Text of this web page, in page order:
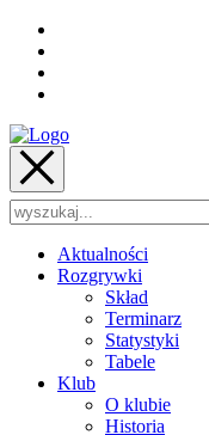
Szukaj:
Aktualności
Rozgrywki
Skład
Terminarz
Statystyki
Tabele
Klub
O klubie
Historia